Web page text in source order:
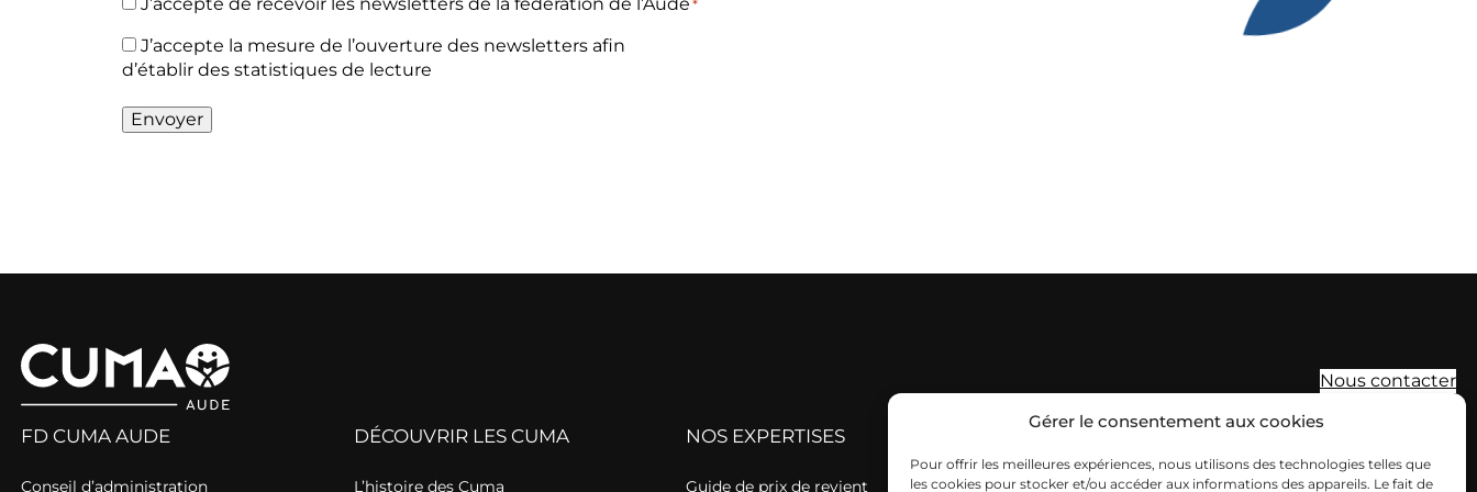
Gérer le consentement aux cookies
Pour offrir les meilleures expériences, nous utilisons des technologies telles que
les cookies pour stocker et/ou accéder aux informations des appareils. Le fait de
*
PIXEL
J’accepte la mesure de l’ouverture des newsletters afin
d’établir des statistiques de lecture
Envoyer
Nous contacter
FD CUMA AUDE
Conseil d’administration
DÉCOUVRIR LES CUMA
L’histoire des Cuma
NOS EXPERTISES
Guide de prix de revient